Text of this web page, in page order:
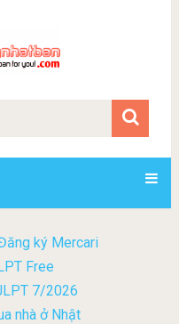
ký Mercari
Free
7/2026
nhà ở Nhật